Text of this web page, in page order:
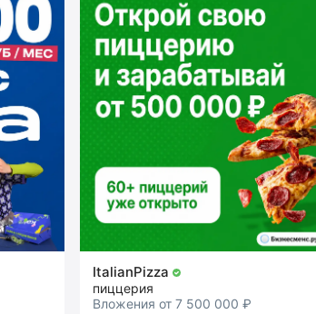
ItalianPizza
пиццерия
Вложения от 7 500 000 ₽